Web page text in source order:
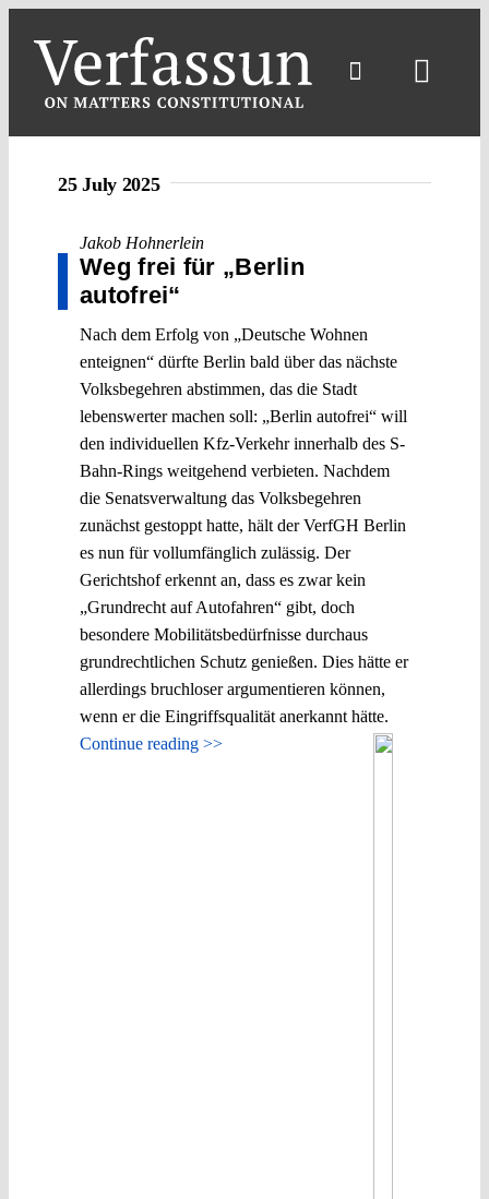
content
25 July 2025
Jakob Hohnerlein
Weg frei für „Berlin
autofrei“
Nach dem Erfolg von „Deutsche Wohnen
enteignen“ dürfte Berlin bald über das nächste
Volksbegehren abstimmen, das die Stadt
lebenswerter machen soll: „Berlin autofrei“ will
den individuellen Kfz-Verkehr innerhalb des S-
Bahn-Rings weitgehend verbieten. Nachdem
die Senatsverwaltung das Volksbegehren
zunächst gestoppt hatte, hält der VerfGH Berlin
es nun für vollumfänglich zulässig. Der
Gerichtshof erkennt an, dass es zwar kein
„Grundrecht auf Autofahren“ gibt, doch
besondere Mobilitätsbedürfnisse durchaus
grundrechtlichen Schutz genießen. Dies hätte er
allerdings bruchloser argumentieren können,
wenn er die Eingriffsqualität anerkannt hätte.
Continue reading >>